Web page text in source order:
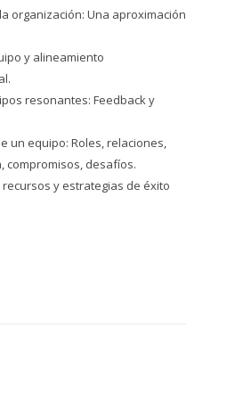
organización: Una aproximación
y alineamiento
resonantes: Feedback y
un equipo: Roles, relaciones,
compromisos, desafíos.
y estrategias de éxito